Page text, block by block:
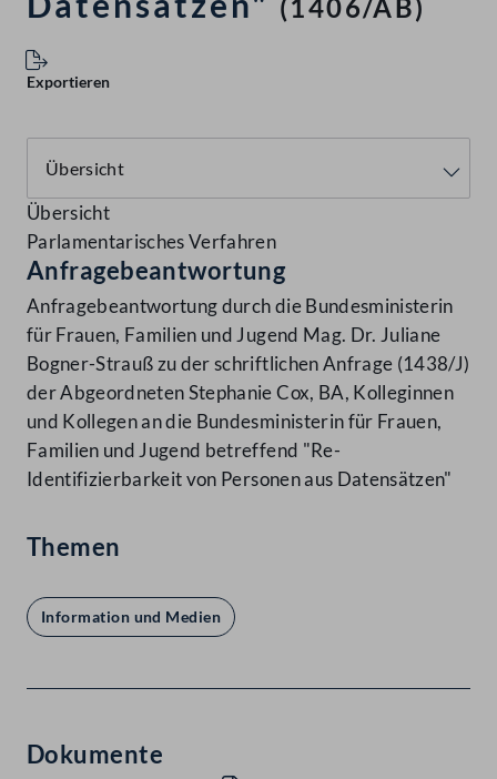
(1406/AB)
Exportieren
Übersicht
Parlamentarisches Verfahren
Anfragebeantwortung
Anfragebeantwortung durch die Bundesministerin
für Frauen, Familien und Jugend Mag. Dr. Juliane
Bogner-Strauß zu der schriftlichen Anfrage (1438/J)
der Abgeordneten Stephanie Cox, BA, Kolleginnen
und Kollegen an die Bundesministerin für Frauen,
Familien und Jugend betreffend "Re-
Identifizierbarkeit von Personen aus Datensätzen"
Themen
Information und Medien
Dokumente